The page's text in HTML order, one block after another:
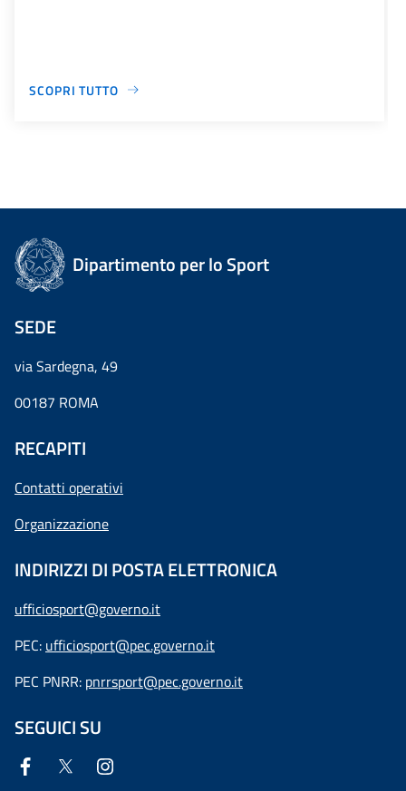
SCOPRI TUTTO
Dipartimento per lo Sport
SEDE
via Sardegna, 49
00187 ROMA
RECAPITI
Contatti operativi
Organizzazione
INDIRIZZI DI POSTA ELETTRONICA
ufficiosport@governo.it
PEC: ufficiosport@pec.governo.it
PEC PNRR: pnrrsport@pec.governo.it
SEGUICI SU